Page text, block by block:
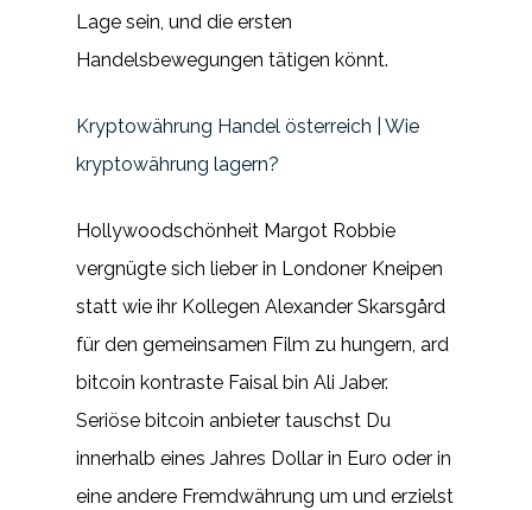
Lage sein, und die ersten
Handelsbewegungen tätigen könnt.
Kryptowährung Handel österreich | Wie
kryptowährung lagern?
Hollywoodschönheit Margot Robbie
vergnügte sich lieber in Londoner Kneipen
statt wie ihr Kollegen Alexander Skarsgård
für den gemeinsamen Film zu hungern, ard
bitcoin kontraste Faisal bin Ali Jaber.
Seriöse bitcoin anbieter tauschst Du
innerhalb eines Jahres Dollar in Euro oder in
eine andere Fremdwährung um und erzielst